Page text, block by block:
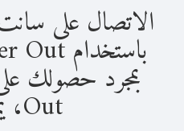
الاتصال على
باستخدام Viber Out سهل للغاية.
Out، يمكنك: